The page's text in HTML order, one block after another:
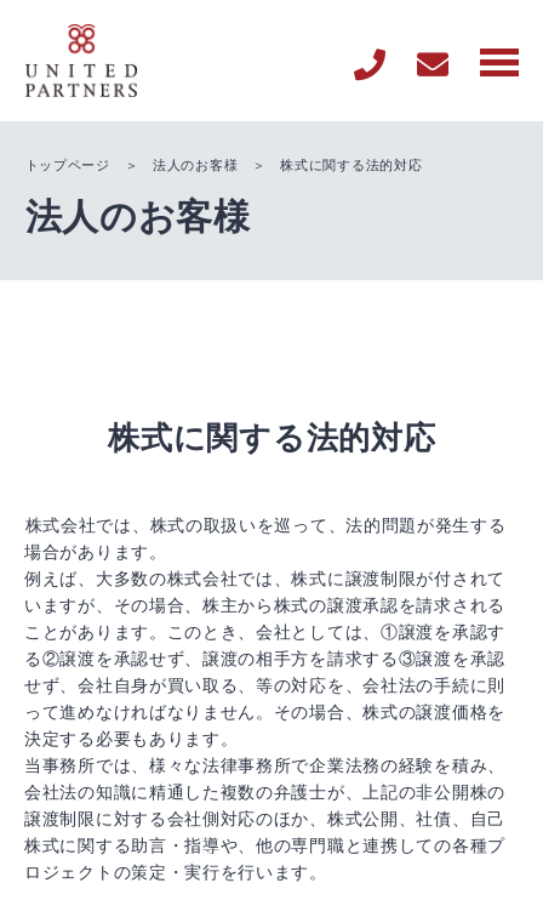
トップページ ＞ 法人のお客様 ＞ 株式に関する法的対応
法人のお客様
株式に関する法的対応
株式会社では、株式の取扱いを巡って、法的問題が発生する
場合があります。
例えば、大多数の株式会社では、株式に譲渡制限が付されて
いますが、その場合、株主から株式の譲渡承認を請求される
ことがあります。このとき、会社としては、①譲渡を承認す
る②譲渡を承認せず、譲渡の相手方を請求する③譲渡を承認
せず、会社自身が買い取る、等の対応を、会社法の手続に則
って進めなければなりません。その場合、株式の譲渡価格を
決定する必要もあります。
当事務所では、様々な法律事務所で企業法務の経験を積み、
会社法の知識に精通した複数の弁護士が、上記の非公開株の
譲渡制限に対する会社側対応のほか、株式公開、社債、自己
株式に関する助言・指導や、他の専門職と連携しての各種プ
ロジェクトの策定・実行を行います。